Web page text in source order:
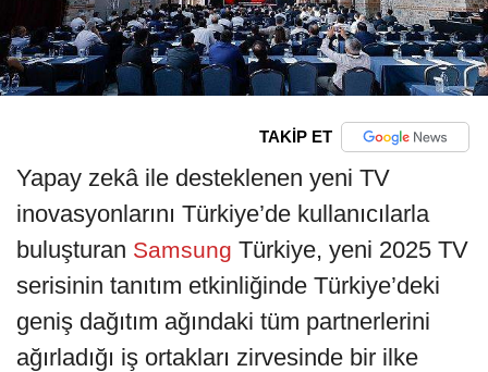
TAKİP ET
Yapay zekâ ile desteklenen yeni TV
inovasyonlarını Türkiye’de kullanıcılarla
buluşturan Samsung Türkiye, yeni 2025 TV
serisinin tanıtım etkinliğinde Türkiye’deki
geniş dağıtım ağındaki tüm partnerlerini
ağırladığı iş ortakları zirvesinde bir ilke